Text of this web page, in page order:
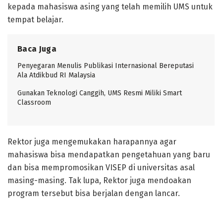
kepada mahasiswa asing yang telah memilih UMS untuk
tempat belajar.
Baca Juga
Penyegaran Menulis Publikasi Internasional Bereputasi
Ala Atdikbud RI Malaysia
Gunakan Teknologi Canggih, UMS Resmi Miliki Smart
Classroom
Rektor juga mengemukakan harapannya agar
mahasiswa bisa mendapatkan pengetahuan yang baru
dan bisa mempromosikan VISEP di universitas asal
masing-masing. Tak lupa, Rektor juga mendoakan
program tersebut bisa berjalan dengan lancar.